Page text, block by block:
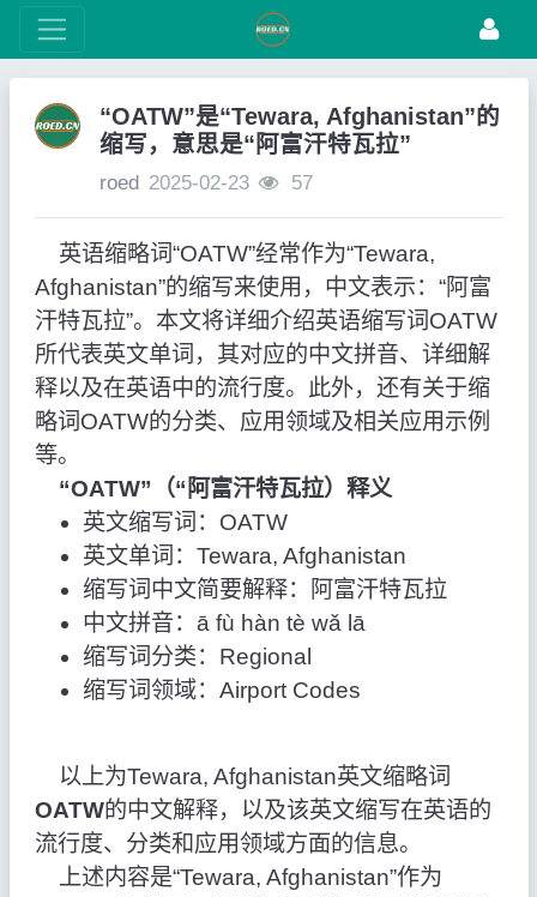
“OATW”是“Tewara, Afghanistan”的
缩写，意思是“阿富汗特瓦拉”
roed 2025-02-23 57
英语缩略词“OATW”经常作为“Tewara,
Afghanistan”的缩写来使用，中文表示：“阿富
汗特瓦拉”。本文将详细介绍英语缩写词OATW
所代表英文单词，其对应的中文拼音、详细解
释以及在英语中的流行度。此外，还有关于缩
略词OATW的分类、应用领域及相关应用示例
等。
“OATW”（“阿富汗特瓦拉）释义
英文缩写词：OATW
英文单词：Tewara, Afghanistan
缩写词中文简要解释：阿富汗特瓦拉
中文拼音：ā fù hàn tè wǎ lā
缩写词分类：Regional
缩写词领域：Airport Codes
以上为Tewara, Afghanistan英文缩略词
OATW的中文解释，以及该英文缩写在英语的
流行度、分类和应用领域方面的信息。
上述内容是“Tewara, Afghanistan”作为